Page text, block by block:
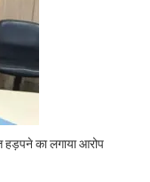
हड़पने का लगाया आरोप